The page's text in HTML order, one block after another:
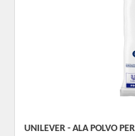
UNILEVER - ALA POLVO